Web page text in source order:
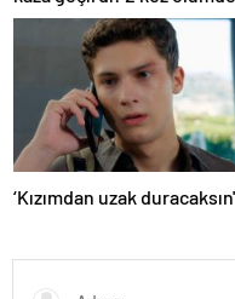
döndüm
‘Kızımdan uzak duracaksın'